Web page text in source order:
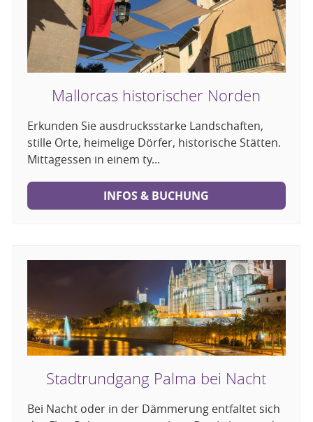
Mallorcas historischer Norden
Erkunden Sie ausdrucksstarke Landschaften,
stille Orte, heimelige Dörfer, historische Stätten.
Mittagessen in einem ty...
INFOS & BUCHUNG
Stadtrundgang Palma bei Nacht
Bei Nacht oder in der Dämmerung entfaltet sich